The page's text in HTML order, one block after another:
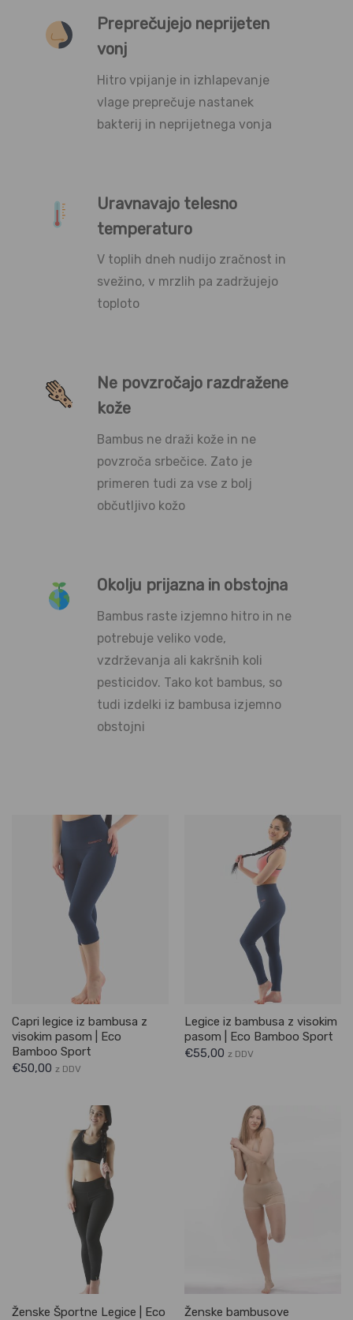
Preprečujejo neprijeten
vonj
Hitro vpijanje in izhlapevanje
vlage preprečuje nastanek
bakterij in neprijetnega vonja
Uravnavajo telesno
temperaturo
V toplih dneh nudijo zračnost in
svežino, v mrzlih pa zadržujejo
toploto
Ne povzročajo razdražene
kože
Bambus ne draži kože in ne
povzroča srbečice. Zato je
primeren tudi za vse z bolj
občutljivo kožo
Okolju prijazna in obstojna
Bambus raste izjemno hitro in ne
potrebuje veliko vode,
vzdrževanja ali kakršnih koli
pesticidov. Tako kot bambus, so
tudi izdelki iz bambusa izjemno
obstojni
Capri legice iz bambusa z
visokim pasom | Eco
Bamboo Sport
€50,00 z DDV
Legice iz bambusa z visokim
pasom | Eco Bamboo Sport
€55,00 z DDV
Ženske Športne Legice | Eco
Ženske bambusove